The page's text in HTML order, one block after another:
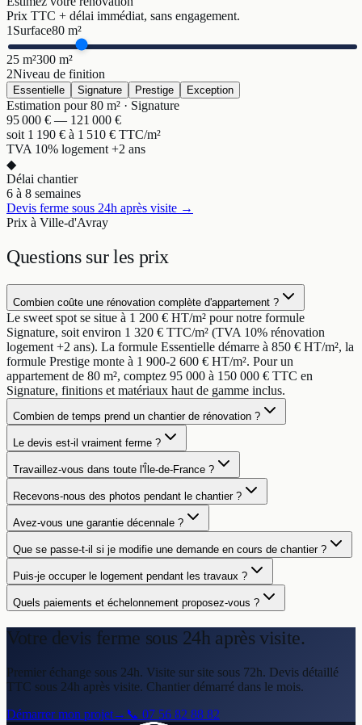
Prix TTC + délai immédiat, sans engagement.
1Surface80 m²
25 m²300 m²
2Niveau de finition
Essentielle Signature Prestige Exception
Estimation pour80 m² · Signature
95 000 € — 121 000 €
soit 1 190 € à 1 510 € TTC/m²
TVA 10% logement +2 ans
◆
Délai chantier
6 à 8 semaines
Devis ferme sous 24h après visite →
Prix à Ville-d'Avray
Questions surles prix
Combien coûte une rénovation complète d'appartement ?
Le sweet spot se situe à 1 200 € HT/m² pour notre formule
Signature, soit environ 1 320 € TTC/m² (TVA 10% rénovation
logement +2 ans). La formule Essentielle démarre à 850 € HT/m², la
formule Prestige monte à 1 900-2 600 € HT/m². Pour un
appartement de 80 m², comptez 95 000 à 150 000 € TTC en
Signature, finitions et matériaux haut de gamme inclus.
Combien de temps prend un chantier de rénovation ?
Le devis est-il vraiment ferme ?
Travaillez-vous dans toute l'Île-de-France ?
Recevons-nous des photos pendant le chantier ?
Avez-vous une garantie décennale ?
Que se passe-t-il si je modifie une demande en cours de chantier ?
Puis-je occuper le logement pendant les travaux ?
Quels paiements et échelonnement proposez-vous ?
Votre devis ferme sous 24h après visite.
Premier échange sous 24h. Visite sur site sous 72h. Devis détaillé
TTC sous 24h après visite. Chantier démarré dans le mois.
Démarrer mon projet→ 📞 07 56 82 88 82